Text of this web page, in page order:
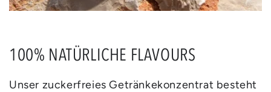
100% NATÜRLICHE FLAVOURS
Unser zuckerfreies Getränkekonzentrat besteht